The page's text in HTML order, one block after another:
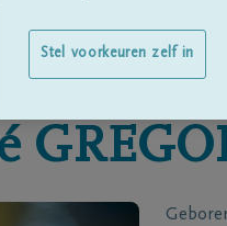
Stel voorkeuren zelf in